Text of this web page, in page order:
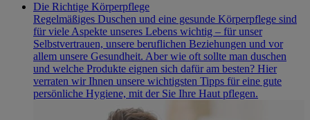
Die Richtige Körperpflege
Regelmäßiges Duschen und eine gesunde Körperpflege sind
für viele Aspekte unseres Lebens wichtig – für unser
Selbstvertrauen, unsere beruflichen Beziehungen und vor
allem unsere Gesundheit. Aber wie oft sollte man duschen
und welche Produkte eignen sich dafür am besten? Hier
verraten wir Ihnen unsere wichtigsten Tipps für eine gute
persönliche Hygiene, mit der Sie Ihre Haut pflegen.